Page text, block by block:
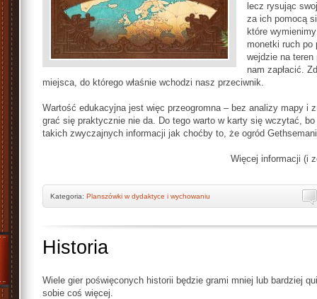
lecz rysując
za ich pomocą
które
monetki ruch po
wejdzie na
nam zapłacić.
miejsca, do którego właśnie wchodzi nasz przeciwnik.
Wartość edukacyjna jest więc przeogromna – bez analizy mapy i
grać się praktycznie nie da. Do tego warto w karty się wczytać,
takich zwyczajnych informacji jak choćby to, że ogród
Więcej informacji (i
Kategoria: Planszówki w dydaktyce i wychowaniu
Historia
Wiele gier poświęconych historii będzie grami mniej lub bardziej
sobie coś więcej.